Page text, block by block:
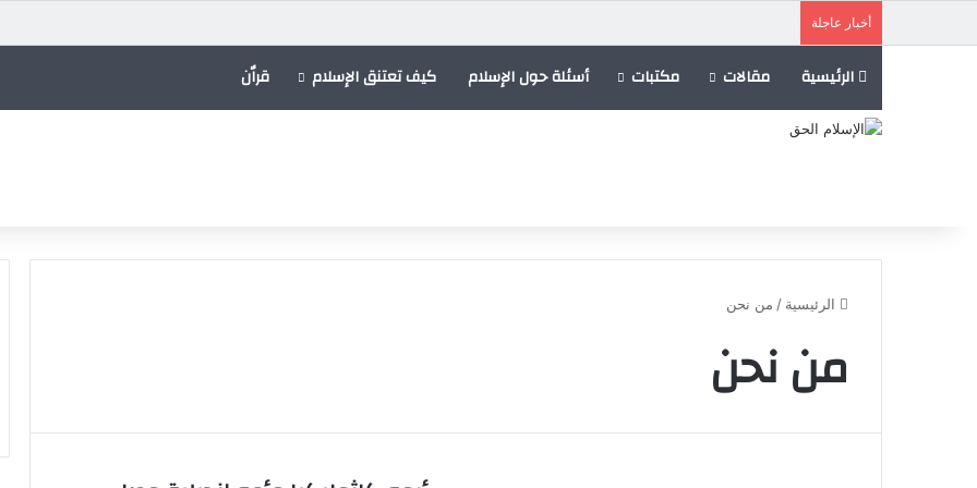
أخبار عاجلة
الرئيسية مقالات مكتبات أسئلة حول الإسلام كيف تعتنق الإسلام قراٌن
الرئيسية / من نحن
من نحن